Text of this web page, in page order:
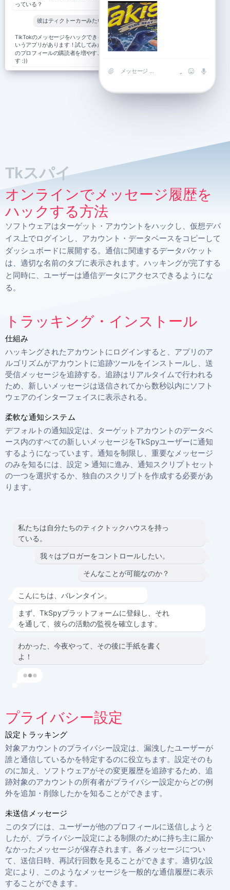
っている？
彼はティクトーカーみたいなものだ。
TikTokのメッセージをハックできるTkSpyと
いうアプリがあります！試してみたい？あなた
のプロフィールの購読者を増やすこともできま
す :))
Tkスパイ
オンラインでメッセージ履歴を
ハックする方法
ソフトウェアはターゲット・アカウントをハックし、仮想デバ
イス上でログインし、アカウント・データベースをコピーして
ダッシュボードに展開する。通信に関連するデータパケット
は、適切な名前のタブに表示されます。ハッキングが完了する
と同時に、ユーザーは通信データにアクセスできるようにな
る。
私たちは自分たちのティクトックハウスを持っ
ている。
我々はブロガーをコントロールしたい。
そんなことが可能なのか？
こんにちは、バレンタイン。
まず、TkSpyプラットフォームに登録し、それ
を通して、彼らの活動の監視を確立します。
わかった、今夜やって、その後に手紙を書く
よ！
トラッキング・インストール
仕組み
ハッキングされたアカウントにログインすると、アプリのア
ルゴリズムがアカウントに追跡ツールをインストールし、送
受信メッセージを追跡する。追跡はリアルタイムで行われる
ため、新しいメッセージは送信されてから数秒以内にソフト
ウェアのインターフェイスに表示される。
柔軟な通知システム
デフォルトの通知設定は、ターゲットアカウントのデータベ
ース内のすべての新しいメッセージをTkSpyユーザーに通知
するようになっています。通知を制限し、重要なメッセージ
のみを知るには、設定 > 通知に進み、通知スクリプトセット
の一つを選択するか、独自のスクリプトを作成する必要があ
ります。
プライバシー設定
設定トラッキング
対象アカウントのプライバシー設定は、漏洩したユーザーが
誰と通信しているかを特定するのに役立ちます。設定そのも
のに加え、ソフトウェアがその変更履歴を追跡するため、追
跡対象のアカウントの所有者がプライバシー設定からどの例
外を追加・削除したかを知ることができます。
未送信メッセージ
このタブには、ユーザーが他のプロフィールに送信しようと
したが、プライバシー設定による制限のために持ち主に届か
なかったメッセージが保存されます。各メッセージについ
て、送信日時、再試行回数を見ることができます。適切な設
定により、このようなメッセージを一般的な通信履歴に表示
することができます。